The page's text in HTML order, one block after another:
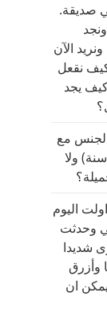
سنة) ولي صديقة.
الآن
نقعل
يجد
مع
الرجال. أنا (ولد عمري 15 سنة) ولا
سنة) وزاولت اليوم
وحدثت
شديدا
وأزرق
ان